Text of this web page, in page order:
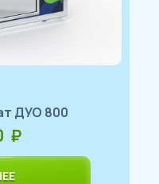
ДУО 800
₽